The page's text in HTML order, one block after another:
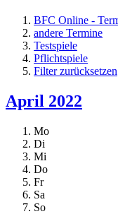
BFC Online -
andere Termine
Testspiele
Pflichtspiele
Filter zurücksetzen
April 2022
Mo
Di
Mi
Do
Fr
Sa
So